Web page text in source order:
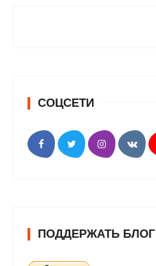
СОЦСЕТИ
ПОДДЕРЖАТЬ БЛОГ